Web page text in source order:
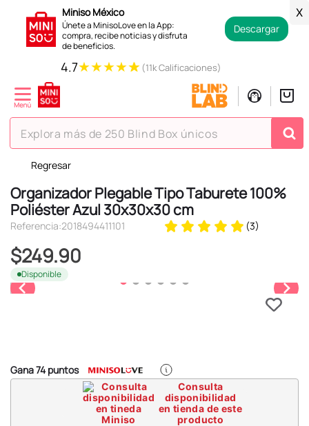
Miniso México
Únete a MinisoLove en la App:
compra, recibe noticias y disfruta
de beneficios.
Descargar
X
4.7★★★★★ (11k Calificaciones)
Explora más de 250 Blind Box únicos
Regresar
Organizador Plegable Tipo Taburete 100%
Poliéster Azul 30x30x30 cm
Referencia:2018494411101 (3)
$249.90
Disponible
Gana74puntos
Consulta
disponibilidad
en tienda de este
producto
TÉRMINOS MÁS BUSCADOS
1.
hello kitty
2.
spiderman
4.
osito cariñosito
5.